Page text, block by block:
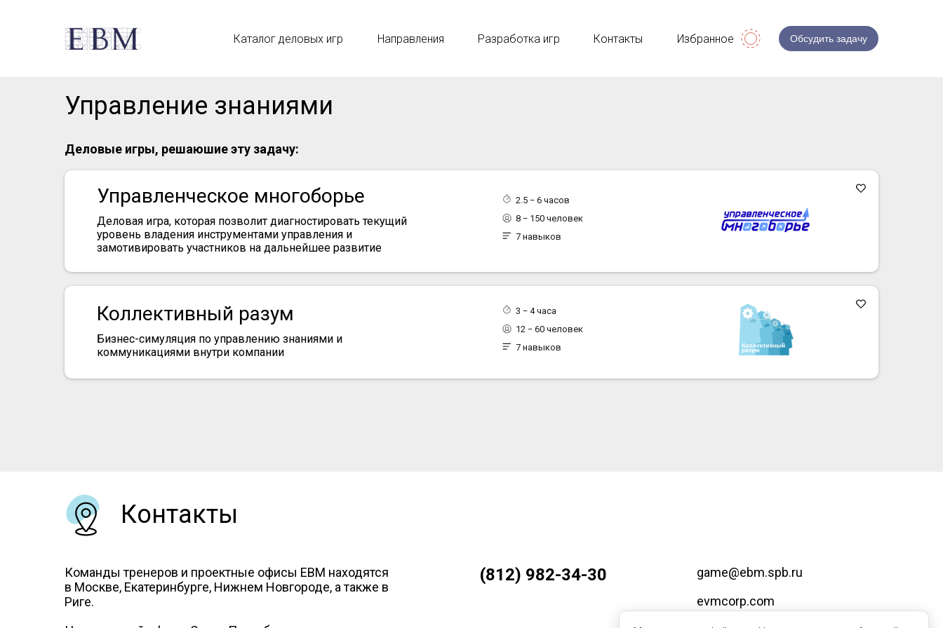
Каталог деловых игр Направления Разработка игр Контакты Избранное Обсудить задачу
Управление знаниями
Деловые игры, решаюшие эту задачу:
Управленческое многоборье
Деловая игра, которая позволит диагностировать текущий
уровень владения инструментами управления и
замотивировать участников на дальнейшее развитие
2.5 − 6 часов
8 − 150 человек
7 навыков
Коллективный разум
Бизнес-симуляция по управлению знаниями и
коммуникациями внутри компании
3 − 4 часа
12 − 60 человек
7 навыков
Контакты
Команды тренеров и проектные офисы ЕВМ находятся
в Москве, Екатеринбурге, Нижнем Новгороде, а также в
Риге.
(812) 982-34-30
game@ebm.spb.ru
evmcorp.com